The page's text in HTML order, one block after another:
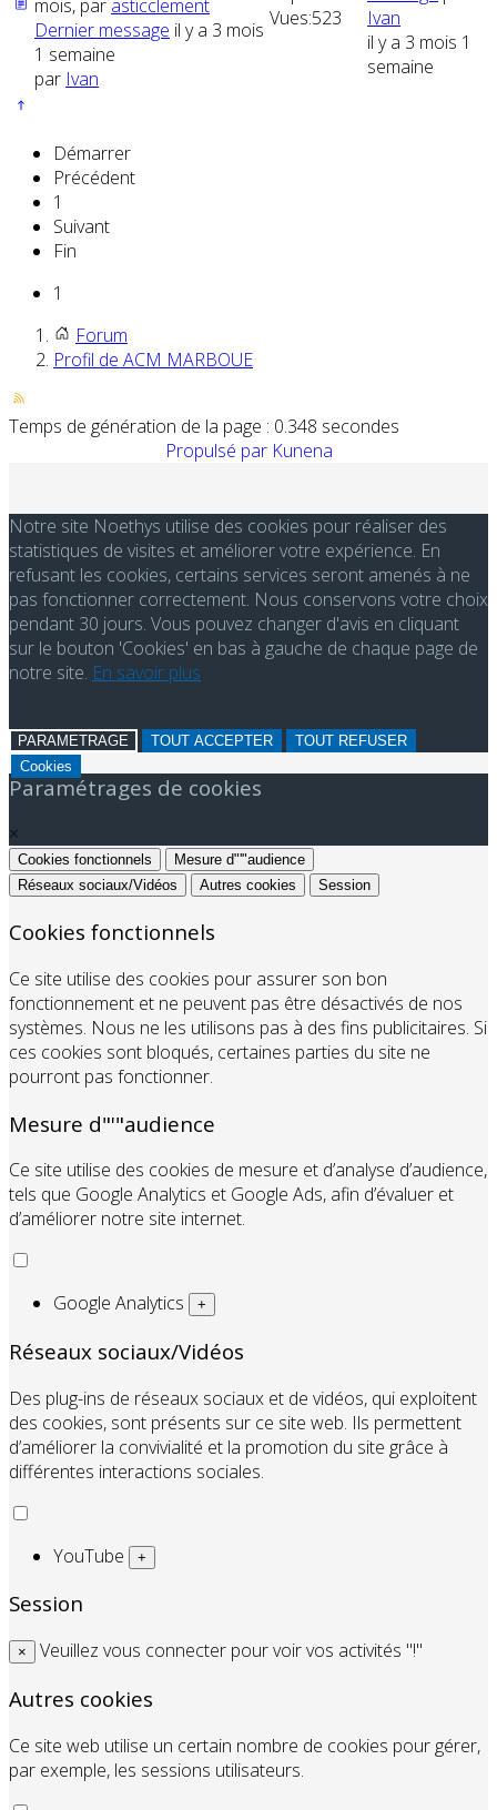
mois, par asticclement
Dernier message il y a 3 mois
1 semaine
par Ivan
Vues:523
Ivan
il y a 3 mois 1
semaine
Démarrer
Précédent
1
Suivant
Fin
1
Forum
Profil de ACM MARBOUE
Temps de génération de la page : 0.348 secondes
Propulsé par Kunena
Notre site Noethys utilise des cookies pour réaliser des
statistiques de visites et améliorer votre expérience. En
refusant les cookies, certains services seront amenés à ne
pas fonctionner correctement. Nous conservons votre choix
pendant 30 jours. Vous pouvez changer d'avis en cliquant
sur le bouton 'Cookies' en bas à gauche de chaque page de
notre site. En savoir plus
PARAMETRAGE TOUT ACCEPTER
TOUT REFUSER
Cookies
Paramétrages de cookies
×
Cookies fonctionnels
Mesure d"'"audience
Réseaux sociaux/Vidéos
Autres cookies Session
Cookies fonctionnels
Ce site utilise des cookies pour assurer son bon
fonctionnement et ne peuvent pas être désactivés de nos
systèmes. Nous ne les utilisons pas à des fins publicitaires. Si
ces cookies sont bloqués, certaines parties du site ne
pourront pas fonctionner.
Mesure d"'"audience
Ce site utilise des cookies de mesure et d’analyse d’audience,
tels que Google Analytics et Google Ads, afin d’évaluer et
d’améliorer notre site internet.
Google Analytics +
Réseaux sociaux/Vidéos
Des plug-ins de réseaux sociaux et de vidéos, qui exploitent
des cookies, sont présents sur ce site web. Ils permettent
d’améliorer la convivialité et la promotion du site grâce à
différentes interactions sociales.
YouTube +
Session
× Veuillez vous connecter pour voir vos activités "!"
Autres cookies
Ce site web utilise un certain nombre de cookies pour gérer,
par exemple, les sessions utilisateurs.